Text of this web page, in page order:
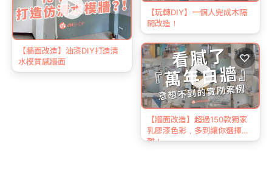
【玩轉DIY】一個人完成木隔
間改造！
【牆面改造】油漆DIY打造清
水模質感牆面
【牆面改造】超過150款獨家
乳膠漆色彩，多到讓你選擇困
難！
♡